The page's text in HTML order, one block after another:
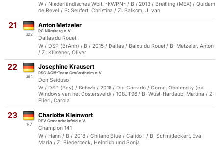
W / Niederländisches Wblt. -KWPN- / B / 2013 / Breitling (MEX) / Quidam
de Revel / B: Seufert, Christina / Z: Balkom, J. van
21
322
Anton Metzeler
RC Nürnberg e.V.
Dallas du Rouet
W / DSP (BrAnh) / B / 2015 / Dallas / Balou du Rouet / B: Metzeler, Anton
/ Z: Klüsener, Oliver
22
394
Josephine Krausert
RSG ACM-Team Großostheim e.V.
Don Seiduso
W / DSP (Bay) / Schwb / 2018 / Dia Corrado / Cornet Obolensky (ex:
Windows van het Costersveld) / 108JT96 / B: Wüst-Hartlaub, Martina / Z:
Flierl, Carola
23
177
Charlotte Kleinwort
RFV Grafenrheinfeld e.V.
Champion 141
W / Hann / B / 2018 / Chilano Blue / Calido I / B: Schmitteckert, Eva
Maria / Z: Biederbeck, Heinrich und Sonja